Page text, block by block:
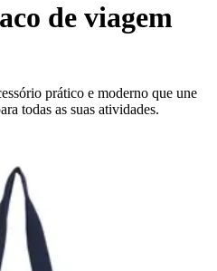
de viagem
prático e moderno que une
todas as suas atividades.